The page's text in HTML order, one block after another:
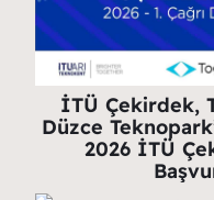
İTÜ Çekirdek,
Düzce
2026 İTÜ